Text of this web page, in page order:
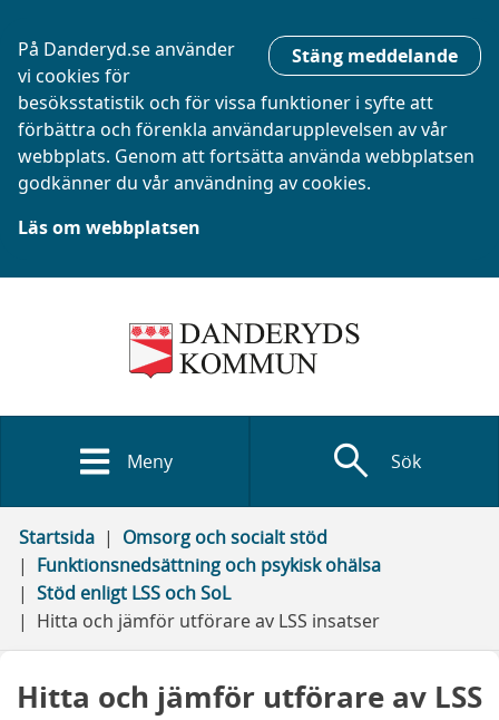
Stäng meddelande
På Danderyd.se använder
vi cookies för
besöksstatistik och för vissa funktioner i syfte att
förbättra och förenkla användarupplevelsen av vår
webbplats. Genom att fortsätta använda webbplatsen
godkänner du vår användning av cookies.
Läs om webbplatsen
Meny search Sök
Startsida
Omsorg och socialt stöd
Funktionsnedsättning och psykisk ohälsa
Stöd enligt LSS och SoL
Hitta och jämför utförare av LSS insatser
Hitta och jämför utförare av LSS